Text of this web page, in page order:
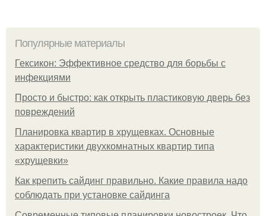
Популярные материалы
Гексикон: Эффективное средство для борьбы с
инфекциями
Просто и быстро: как открыть пластиковую дверь без
повреждений
Планировка квартир в хрущевках. Основные
характеристики двухкомнатных квартир типа
«хрущевки»
Как крепить сайдинг правильно. Какие правила надо
соблюдать при установке сайдинга